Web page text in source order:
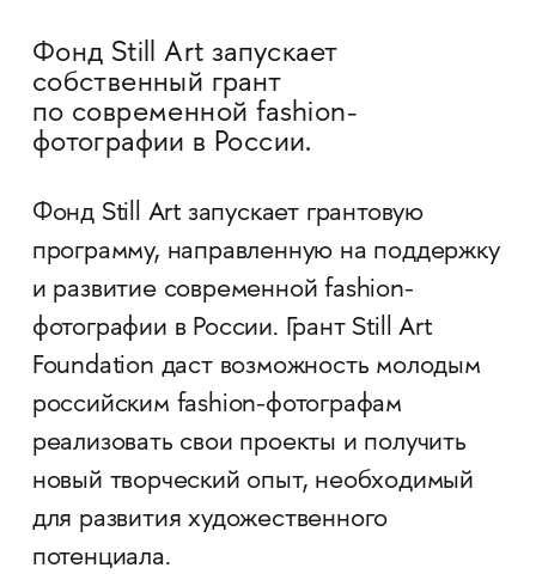
Фонд Still Art запускает
собственный грант
по современной fashion-
фотографии в России.
Фонд Still Art запускает грантовую
программу, направленную на поддержку
и развитие современной fashion-
фотографии в России. Грант Still Art
Foundation даст возможность молодым
российским fashion-фотографам
реализовать свои проекты и получить
новый творческий опыт, необходимый
для развития художественного
потенциала.